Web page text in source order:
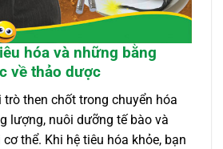
hóa và những bằng
về thảo dược
trò then chốt trong chuyển hóa
lượng, nuôi dưỡng tế bào và
thể. Khi hệ tiêu hóa khỏe, bạn